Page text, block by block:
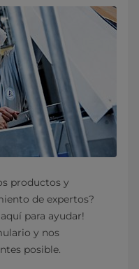
productos y
de expertos?
para ayudar!
y nos
posible.